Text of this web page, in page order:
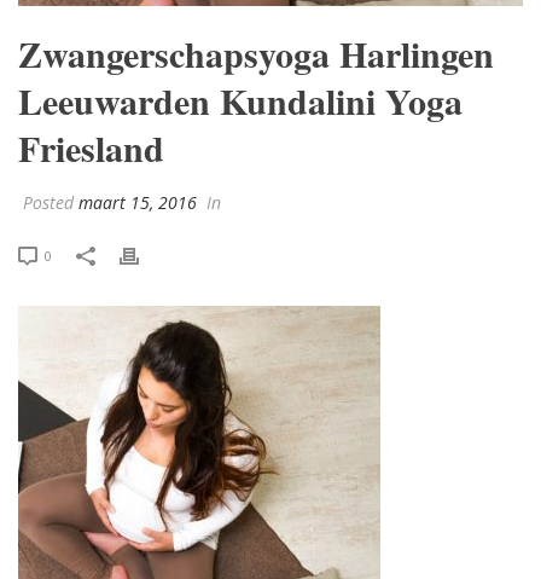
Zwangerschapsyoga Harlingen
Leeuwarden Kundalini Yoga
Friesland
Posted maart 15, 2016 In
0